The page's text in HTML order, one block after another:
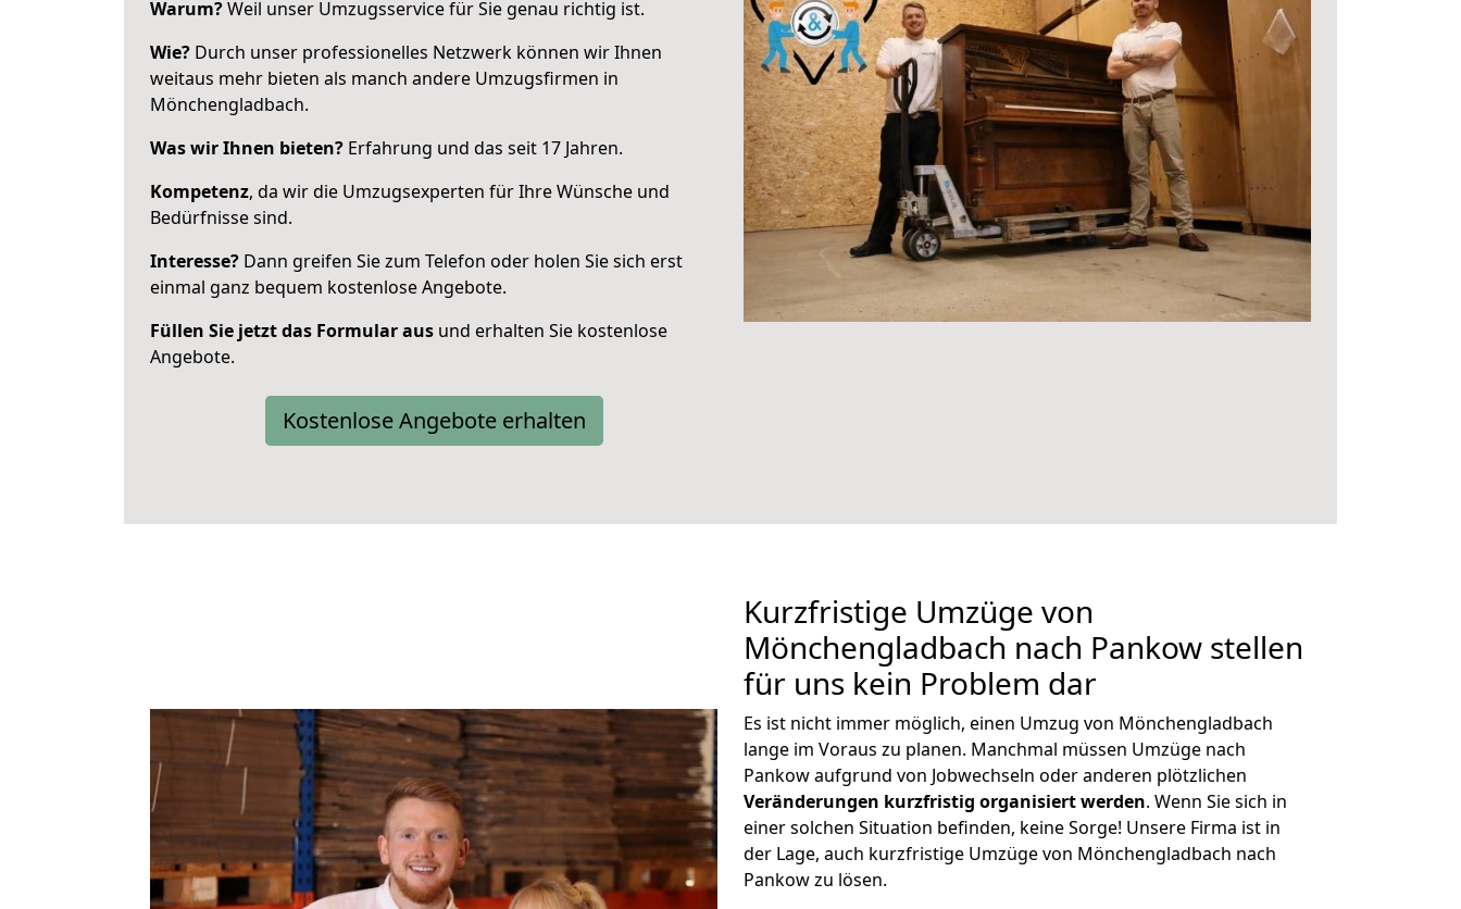
Warum?Weil unser Umzugsservice für Sie genau richtig ist.
Wie? Durch unser professionelles Netzwerk können wir Ihnen
weitaus mehr bieten als manch andere Umzugsfirmen in
Mönchengladbach.
Was wir Ihnen bieten? Erfahrung und das seit 17 Jahren.
Kompetenz, da wir die Umzugsexperten für Ihre Wünsche und
Bedürfnisse sind.
Interesse? Dann greifen Sie zum Telefon oder holen Sie sich erst
einmal ganz bequem kostenlose Angebote.
Füllen Sie jetzt das Formular aus und erhalten Sie kostenlose
Angebote.
Kostenlose Angebote erhalten
Kurzfristige Umzüge von
Mönchengladbach nach Pankow stellen
für uns kein Problem dar
Es ist nicht immer möglich, einen Umzug von Mönchengladbach
lange im Voraus zu planen. Manchmal müssen Umzüge nach
Pankow aufgrund von Jobwechseln oder anderen plötzlichen
Veränderungen kurzfristig organisiert werden. Wenn Sie sich in
einer solchen Situation befinden, keine Sorge! Unsere Firma ist in
der Lage, auch kurzfristige Umzüge von Mönchengladbach nach
Pankow zu lösen.